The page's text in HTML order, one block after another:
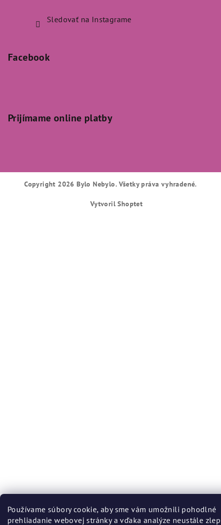
Používame súbory cookie, aby sme vám umožnili pohodlné
prehliadanie webovej stránky a vďaka analýze neustále
Sledovať na Instagrame
Facebook
Prijímame online platby
Copyright 2026 Bylo Nebylo. Všetky práva vyhradené.
Vytvoril Shoptet